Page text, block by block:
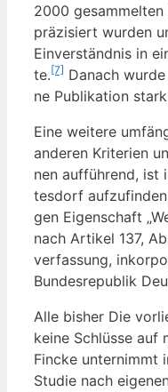
2000
prä­zi­siert wur­den
Ein­ver­ständ­nis in
te.[7] Danach
ne Publi­ka­ti­on
Eine wei­te­re
ande­ren Kri­te­ri­en
nen auf­füh­rend, ist
tes­dorf
gen Eigen­schaft
nach Arti­kel 137,
ver­fas­sung,
Bun­des­re­pu­blik
Alle bis­her Die
kei­ne Schlüs­se auf
Fin­cke unter­nimmt
Stu­die nach